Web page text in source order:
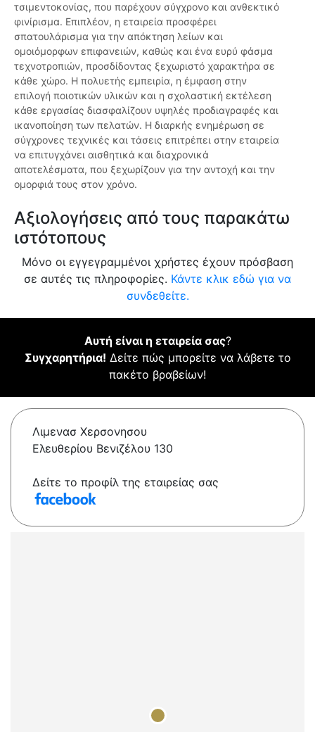
τσιμεντοκονίας, που παρέχουν σύγχρονο και ανθεκτικό
φινίρισμα. Επιπλέον, η εταιρεία προσφέρει
σπατουλάρισμα για την απόκτηση λείων και
ομοιόμορφων επιφανειών, καθώς και ένα ευρύ φάσμα
τεχνοτροπιών, προσδίδοντας ξεχωριστό χαρακτήρα σε
κάθε χώρο. Η πολυετής εμπειρία, η έμφαση στην
επιλογή ποιοτικών υλικών και η σχολαστική εκτέλεση
κάθε εργασίας διασφαλίζουν υψηλές προδιαγραφές και
ικανοποίηση των πελατών. Η διαρκής ενημέρωση σε
σύγχρονες τεχνικές και τάσεις επιτρέπει στην εταιρεία
να επιτυγχάνει αισθητικά και διαχρονικά
αποτελέσματα, που ξεχωρίζουν για την αντοχή και την
ομορφιά τους στον χρόνο.
Αξιολογήσεις από τους παρακάτω
ιστότοπους
Μόνο οι εγγεγραμμένοι χρήστες έχουν πρόσβαση
σε αυτές τις πληροφορίες. Κάντε κλικ εδώ για να
συνδεθείτε.
Αυτή είναι η εταιρεία σας?
Συγχαρητήρια! Δείτε πώς μπορείτε να λάβετε το
πακέτο βραβείων!
Λιμενασ Χερσονησου
Ελευθερίου Βενιζέλου 130
Δείτε το προφίλ της εταιρείας σας